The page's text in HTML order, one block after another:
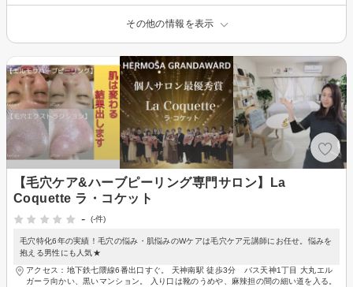
その他の情報を表示
【毛穴ケア&ハーブピーリング専門サロン】La
Coquette ラ・コケット
-
(-件)
毛穴特化6年の実績！毛穴の悩み・肌悩みのWケアは毛穴ケア元講師にお任せ。悩みを
抱える男性にも人気★
アクセス：地下鉄七隈線6番出口すぐ。 天神南駅 徒歩3分 バス天神1丁目 大丸エル
ガーラ向かい、黒いマンション。 入り口は靴のうめや、麻辣担の間の細い道を入る。